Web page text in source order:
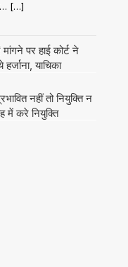
[…]
पर हाई कोर्ट ने
याचिका
नहीं तो नियुक्ति न
में करे नियुक्ति